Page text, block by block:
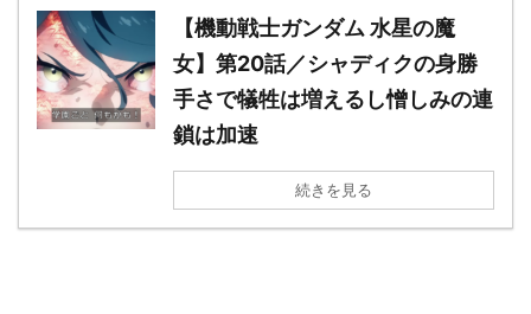
【機動戦士ガンダム 水星の魔
女】第20話／シャディクの身勝
手さで犠牲は増えるし憎しみの連
鎖は加速
続きを見る